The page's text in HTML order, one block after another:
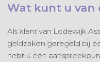
Wat kunt u van
Als klant van Lodewijk
geldzaken geregeld bij
hebt u één